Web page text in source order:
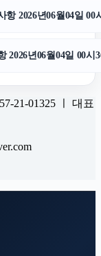
2026년06월04일 00
2026년06월04일 00시
21-01325 ㅣ 대표